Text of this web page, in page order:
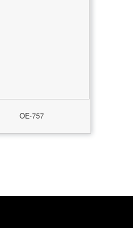
OE-757